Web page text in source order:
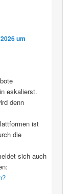
um
eskalierst.
denn
ist
die
sich auch